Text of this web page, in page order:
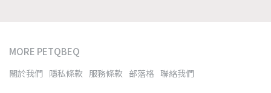
MORE PETQBEQ
關於我們 隱私條款 服務條款 部落格 聯絡我們